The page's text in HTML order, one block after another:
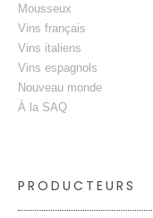
Mousseux
Vins français
Vins italiens
Vins espagnols
Nouveau monde
À la SAQ
PRODUCTEURS